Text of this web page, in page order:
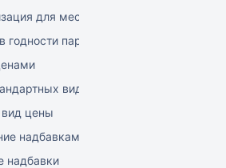
для места хранения механизма
годности партий
видов цен
цены
надбавками
надбавки